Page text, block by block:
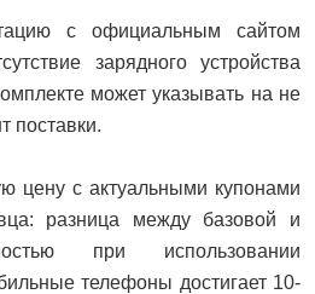
с официальным сайтом
зарядного устройства
может указывать на не
поставки.
цену с актуальными купонами
разница между базовой и
при использовании
телефоны достигает 10-